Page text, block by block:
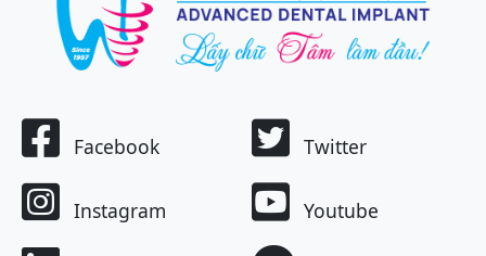
Facebook Twitter
Instagram Youtube